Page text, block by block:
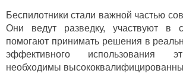
Беспилотники стали важной частью
Они ведут разведку, участвуют в
помогают принимать решения в
эффективного использования
необходимы